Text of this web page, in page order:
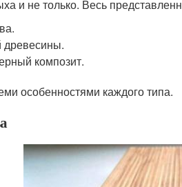
и не только. Весь
древесины.
композит.
особенностями каждого типа.